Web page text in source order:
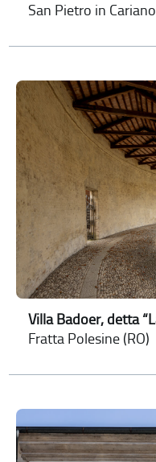
San Pietro in
Villa Badoer, detta
Fratta Polesine (RO)